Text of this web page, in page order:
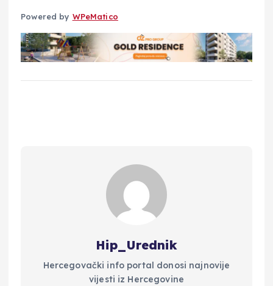
Powered by WPeMatico
Hip_Urednik
Hercegovački info portal donosi najnovije
vijesti iz Hercegovine